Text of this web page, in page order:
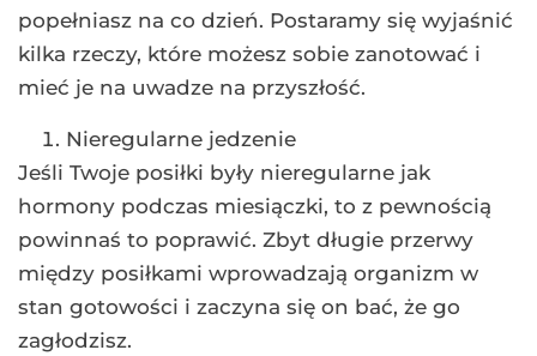
popełniasz na co dzień. Postaramy się wyjaśnić
kilka rzeczy, które możesz sobie zanotować i
mieć je na uwadze na przyszłość.
Nieregularne jedzenie
Jeśli Twoje posiłki były nieregularne jak
hormony podczas miesiączki, to z pewnością
powinnaś to poprawić. Zbyt długie przerwy
między posiłkami wprowadzają organizm w
stan gotowości i zaczyna się on bać, że go
zagłodzisz.